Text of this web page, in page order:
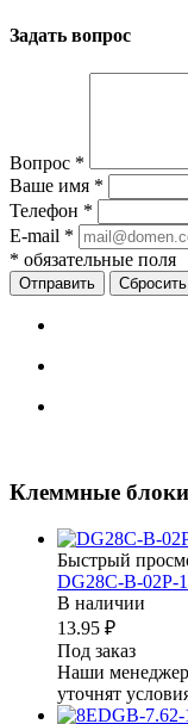
Задать вопрос
Вопрос *
Ваше имя *
Телефон *
E-mail *
* обязательные поля
Сбросить
Клеммные
Быстрый
DG28C-B-02P-
В наличии
13.95 ₽
Под заказ
Наши
уточнят